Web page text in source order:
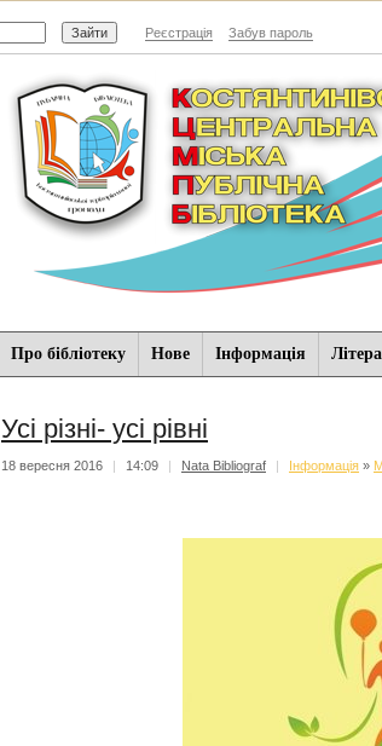
Реєстрація Забув пароль
Про бібліотеку Нове Iнформацiя
Усі різні- усі рівні
18 вересня 2016 | 14:09 | Nata Bibliograf | Iнформацiя »